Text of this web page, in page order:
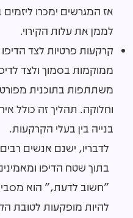
אז המגרשים ימכרו
לממן את עלות הקירוי.
קרקעות פרטיות לצד
ממוקמות בסמוך ולצד
משתתפות בתוכנית
וחלוקה. תהליך זה כולל
בנייה בין בעלי הקרקעות.
לדבריו, ישנם אנשים
בתוך שטח הדיפו
"חשוב לדעת," הוא
להיות מופקעות לטובת